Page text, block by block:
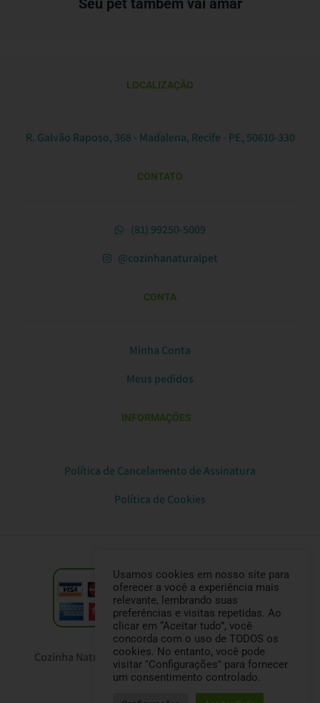
LOCALIZAÇÃO
R. Galvão Raposo, 368 - Madalena, Recife - PE, 50610-330
CONTATO
(81) 99250-5009
@cozinhanaturalpet
CONTA
Minha Conta
Meus pedidos
INFORMAÇÕES
Política de Cancelamento de Assinatura
Política de Cookies
Cozinha Natural Pet © Todos os direitos reservados
CNPJ: 33.473.699/0001-66
Usamos cookies em nosso site para
oferecer a você a experiência mais
relevante, lembrando suas
preferências e visitas repetidas. Ao
clicar em “Aceitar tudo”, você
concorda com o uso de TODOS os
cookies. No entanto, você pode
visitar "Configurações" para fornecer
um consentimento controlado.